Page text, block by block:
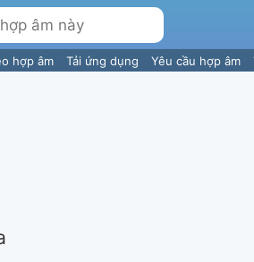
hợp âm Tải ứng dụng Yêu cầu hợp âm